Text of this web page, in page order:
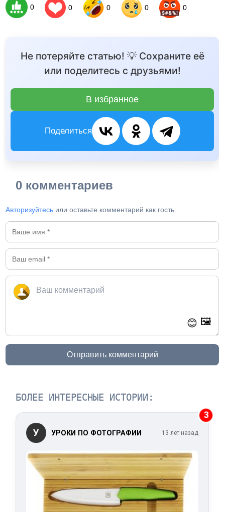
0 0 0 0 0
Не потеряйте статью! 💡 Сохраните её
или поделитесь с друзьями!
В избранное
Поделиться
0 комментариев
Авторизуйтесь или оставьте комментарий как гость
😊 🖼️
Отправить комментарий
БОЛЕЕ ИНТЕРЕСНЫЕ ИСТОРИИ:
3
У УРОКИ ПО ФОТОГРАФИИ 13 лет назад